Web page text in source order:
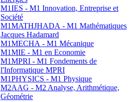
M1IES - M1 Innovation, Entreprise et
Société
M1MATHJHADA - M1 Mathématiques
Jacques Hadamard
M1MECHA - M1 Mécanique
M1MIE - M1 en Economie
M1MPRI - M1 Fondements de
l'Informatique MPRI
M1PHYSICS - M1 Physique
M2AAG - M2 Analyse, Arithmétique,
Géométrie